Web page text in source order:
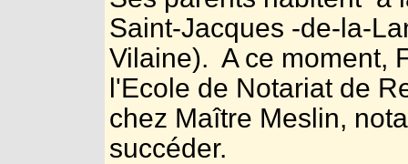
Saint-Jacques -de-la-
Vilaine). A ce moment,
l'Ecole de Notariat de
chez Maître Meslin,
succéder.